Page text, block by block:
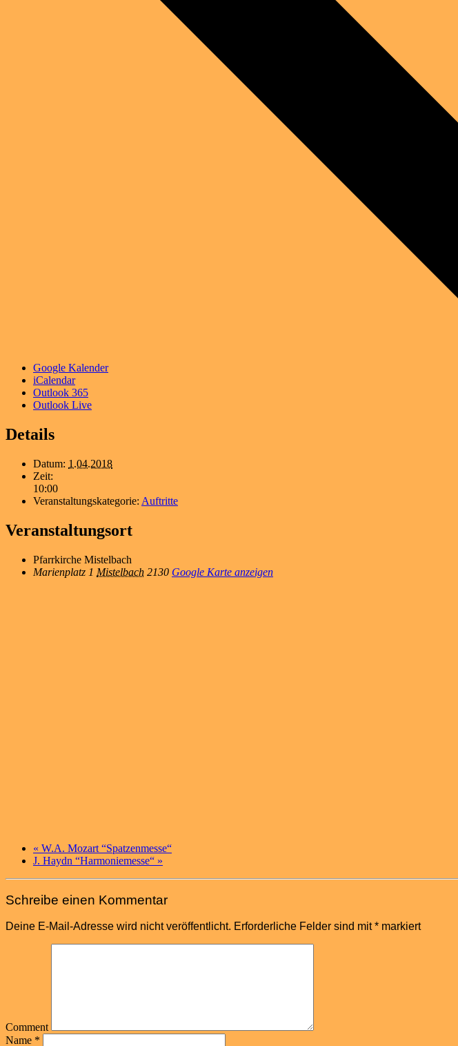
Google Kalender
iCalendar
Outlook 365
Outlook Live
Details
Datum: 1.04.2018
Zeit:
10:00
Veranstaltungskategorie: Auftritte
Veranstaltungsort
Pfarrkirche Mistelbach
Marienplatz 1 Mistelbach 2130 Google Karte anzeigen
« W.A. Mozart “Spatzenmesse“
J. Haydn “Harmoniemesse“ »
Schreibe einen Kommentar
Deine E-Mail-Adresse wird nicht veröffentlicht. Erforderliche Felder sind mit* markiert
Comment
Name *